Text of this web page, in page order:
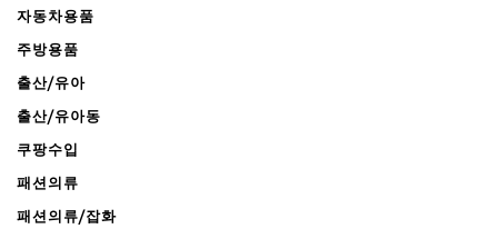
자동차용품
주방용품
출산/유아
출산/유아동
쿠팡수입
패션의류
패션의류/잡화